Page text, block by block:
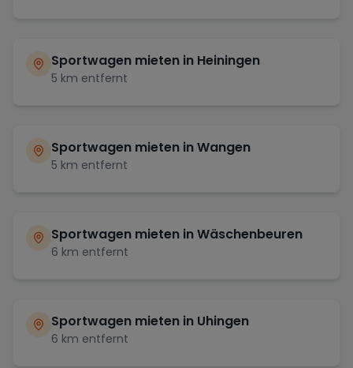
Sportwagen mieten in Heiningen
5 km entfernt
Sportwagen mieten inWangen
5 km entfernt
Sportwagen mieten inWäschenbeuren
6 km entfernt
Sportwagen mieten in Uhingen
6 km entfernt